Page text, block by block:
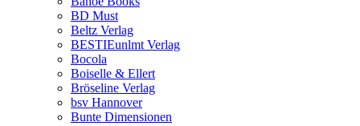
BD Must
Beltz Verlag
BESTIEunlmt Verlag
Bocola
Boiselle & Ellert
Bröseline Verlag
bsv Hannover
Bunte Dimensionen